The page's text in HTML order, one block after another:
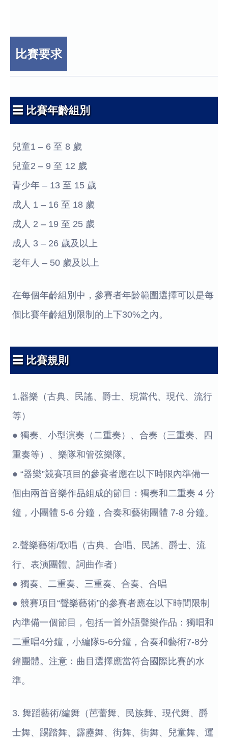
比賽要求
☰ 比賽年齡組別
兒童1 – 6 至 8 歲
兒童2 – 9 至 12 歲
青少年 – 13 至 15 歲
成人 1 – 16 至 18 歲
成人 2 – 19 至 25 歲
成人 3 – 26 歲及以上
老年人 – 50 歲及以上
在每個年齡組別中，參賽者年齡範圍選擇可以是每
個比賽年齡組別限制的上下30%之內。
☰ 比賽規則
1.器樂（古典、民謠、爵士、現當代、現代、流行
等）
● 獨奏、小型演奏（二重奏）、合奏（三重奏、四
重奏等）、樂隊和管弦樂隊。
● “器樂”競賽項目的參賽者應在以下時限內準備一
個由兩首音樂作品組成的節目：獨奏和二重奏 4 分
鐘，小團體 5-6 分鐘，合奏和藝術團體 7-8 分鐘。
2.聲樂藝術/歌唱（古典、合唱、民謠、爵士、流
行、表演團體、詞曲作者）
● 獨奏、二重奏、三重奏、合奏、合唱
● 競賽項目“聲樂藝術”的參賽者應在以下時間限制
內準備一個節目，包括一首外語聲樂作品：獨唱和
二重唱4分鐘，小編隊5-6分鐘，合奏和藝術7-8分
鐘團體。注意：曲目選擇應當符合國際比賽的水
準。
3. 舞蹈藝術/編舞（芭蕾舞、民族舞、現代舞、爵
士舞、踢踏舞、霹靂舞、街舞、街舞、兒童舞、運